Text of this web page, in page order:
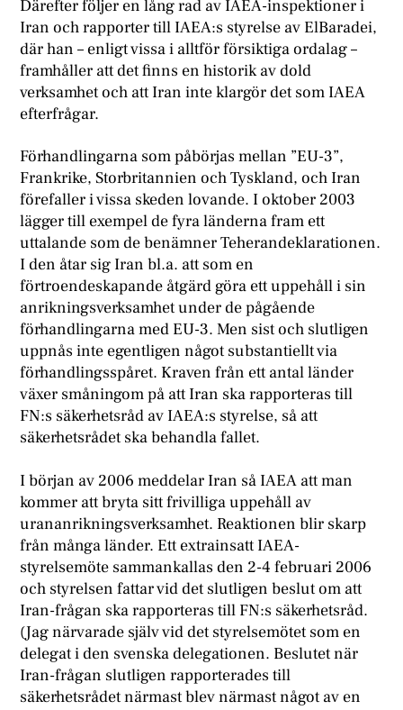
Därefter följer en lång rad av IAEA-inspektioner i
Iran och rapporter till IAEA:s styrelse av ElBaradei,
där han – enligt vissa i alltför försiktiga ordalag –
framhåller att det finns en historik av dold
verksamhet och att Iran inte klargör det som IAEA
efterfrågar.
Förhandlingarna som påbörjas mellan ”EU-3”,
Frankrike, Storbritannien och Tyskland, och Iran
förefaller i vissa skeden lovande. I oktober 2003
lägger till exempel de fyra länderna fram ett
uttalande som de benämner Teherandeklarationen.
I den åtar sig Iran bl.a. att som en
förtroendeskapande åtgärd göra ett uppehåll i sin
anrikningsverksamhet under de pågående
förhandlingarna med EU-3. Men sist och slutligen
uppnås inte egentligen något substantiellt via
förhandlingsspåret. Kraven från ett antal länder
växer småningom på att Iran ska rapporteras till
FN:s säkerhetsråd av IAEA:s styrelse, så att
säkerhetsrådet ska behandla fallet.
I början av 2006 meddelar Iran så IAEA att man
kommer att bryta sitt frivilliga uppehåll av
urananrikningsverksamhet. Reaktionen blir skarp
från många länder. Ett extrainsatt IAEA-
styrelsemöte sammankallas den 2-4 februari 2006
och styrelsen fattar vid det slutligen beslut om att
Iran-frågan ska rapporteras till FN:s säkerhetsråd.
(Jag närvarade själv vid det styrelsemötet som en
delegat i den svenska delegationen. Beslutet när
Iran-frågan slutligen rapporterades till
säkerhetsrådet närmast blev närmast något av en